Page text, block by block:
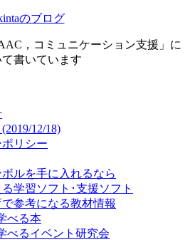
のブログ
，コミュニケーション支援」に
書いています
12/18)
リシー
ルを手に入れるなら
学習ソフト･支援ソフト
参考になる教材情報
べる本
べるイベント研究会